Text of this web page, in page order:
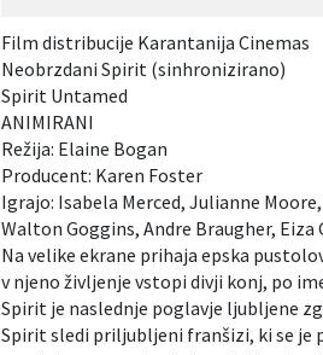
Film distribucije Karantanija Cinemas
Neobrzdani Spirit (sinhronizirano)
Spirit Untamed
ANIMIRANI
Režija: Elaine Bogan
Producent: Karen Foster
Igrajo: Isabela Merced, Julianne
Walton Goggins, Andre Braugher, Eiza
Na velike ekrane prihaja epska
v njeno življenje vstopi divji konj, po
Spirit je naslednje poglavje ljubljene
Spirit sledi priljubljeni franšizi, ki se je